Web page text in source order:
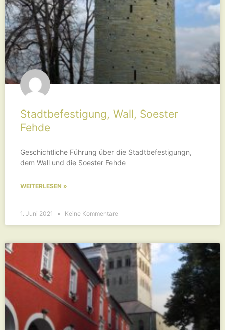
Stadtbefestigung, Wall, Soester
Fehde
Geschichtliche Führung über die Stadtbefestigungn,
dem Wall und die Soester Fehde
WEITERLESEN »
1. Juni 2021 Keine Kommentare